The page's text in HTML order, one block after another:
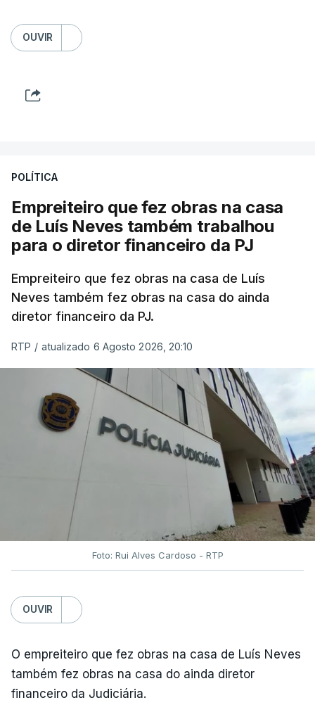
OUVIR
POLÍTICA
Empreiteiro que fez obras na casa
de Luís Neves também trabalhou
para o diretor financeiro da PJ
Empreiteiro que fez obras na casa de Luís
Neves também fez obras na casa do ainda
diretor financeiro da PJ.
RTP / atualizado 6 Agosto 2026, 20:10
Foto: Rui Alves Cardoso - RTP
OUVIR
O empreiteiro que fez obras na casa de Luís Neves
também fez obras na casa do ainda diretor
financeiro da Judiciária.